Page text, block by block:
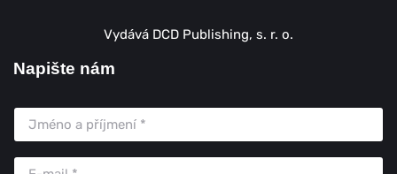
Vydává DCD Publishing, s. r. o.
Napište nám